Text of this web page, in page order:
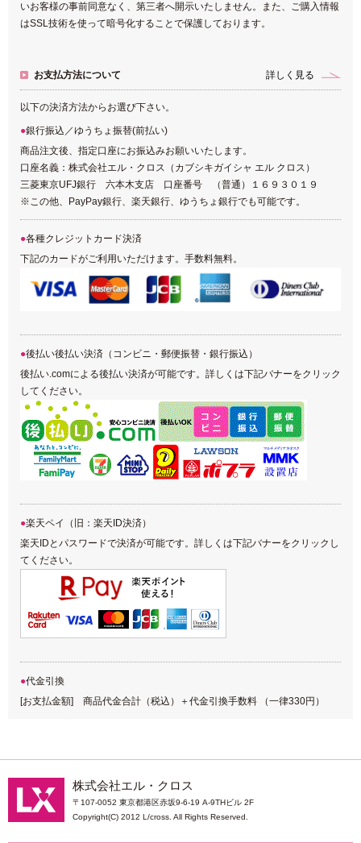
いお客様の事前同意なく、第三者へ開示いたしません。また、ご購入情報
はSSL技術を使って暗号化することで保護しております。
お支払方法について 詳しく見る
以下の決済方法からお選び下さい。
銀行振込／ゆうちょ振替(前払い)
商品注文後、指定口座にお振込みお願いいたします。
口座名義：株式会社エル・クロス（カブシキガイシャ エル クロス）
三菱東京UFJ銀行 六本木支店 口座番号 （普通）１６９３０１９
※この他、PayPay銀行、楽天銀行、ゆうちょ銀行でも可能です。
各種クレジットカード決済
下記のカードがご利用いただけます。手数料無料。
後払い後払い決済（コンビニ・郵便振替・銀行振込）
後払い.comによる後払い決済が可能です。詳しくは下記バナーをクリック
してください。
楽天ペイ（旧：楽天ID決済）
楽天IDとパスワードで決済が可能です。詳しくは下記バナーをクリックし
てください。
代金引換
[お支払金額] 商品代金合計（税込）＋代金引換手数料 （一律330円）
株式会社エル・クロス
〒107-0052 東京都港区赤坂9-6-19 A-9THビル 2F
Copyright(C) 2012 L/cross. All Rights Reserved.